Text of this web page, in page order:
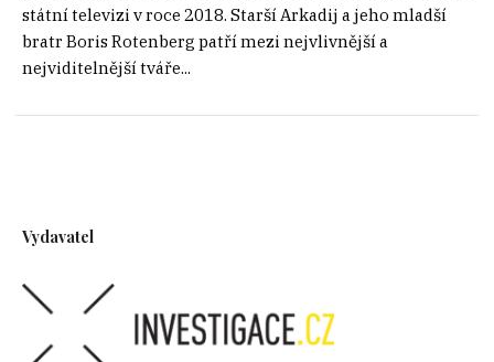
státní televizi v roce 2018. Starší Arkadij a jeho mladší
bratr Boris Rotenberg patří mezi nejvlivnější a
nejviditelnější tváře...
Vydavatel